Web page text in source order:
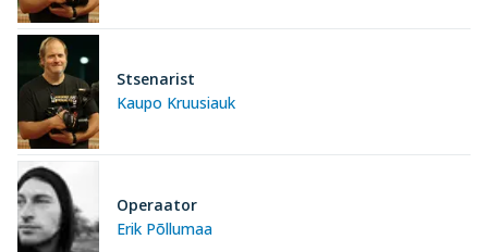
Kaupo Kruusiauk
Stsenarist
Erik Põllumaa
Operaator